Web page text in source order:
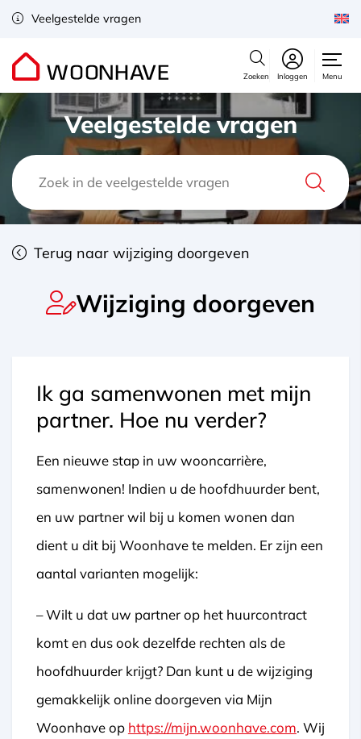
Veelgestelde vragen
Zoeken Inloggen Menu
Veelgestelde vragen
Terug naar wijziging doorgeven
Wijziging doorgeven
Ik ga samenwonen met mijn
partner. Hoe nu verder?
Een nieuwe stap in uw wooncarrière,
samenwonen! Indien u de hoofdhuurder bent,
en uw partner wil bij u komen wonen dan
dient u dit bij Woonhave te melden. Er zijn een
aantal varianten mogelijk:
– Wilt u dat uw partner op het huurcontract
komt en dus ook dezelfde rechten als de
hoofdhuurder krijgt? Dan kunt u de wijziging
gemakkelijk online doorgeven via Mijn
Woonhave op https://mijn.woonhave.com. Wij